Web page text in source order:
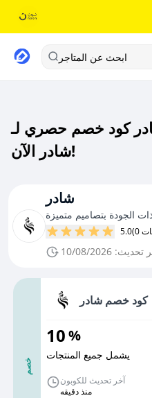
ابحث عن المتاجر
كود خصم حصري لـ
شادر الآن!
شادر
ذات الجودة بتصاميم متميزة
5.0
10/08/2026
خصم
كود خصم شادر
10%
يشمل جميع المنتجات
آخر تحديث للكوبون
منذ دقيقه